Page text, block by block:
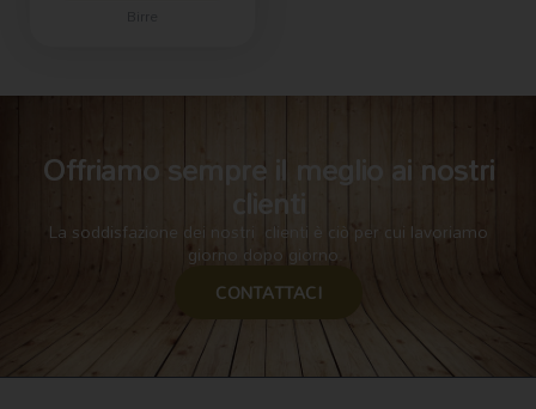
Offriamo sempre il meglio ai nostri
clienti
La soddisfazione dei nostri clienti è ciò per cui lavoriamo
giorno dopo giorno.
CONTATTACI